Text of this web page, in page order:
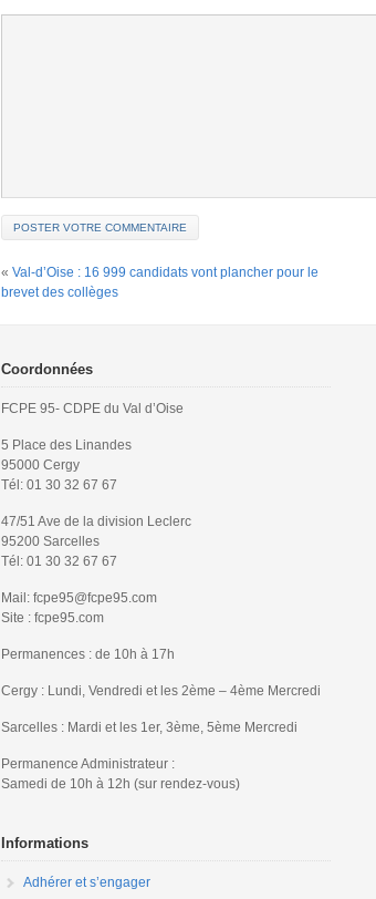
« Val-d’Oise : 16 999 candidats vont plancher pour le
brevet des collèges
Coordonnées
FCPE 95- CDPE du Val d’Oise
5 Place des Linandes
95000 Cergy
Tél: 01 30 32 67 67
47/51 Ave de la division Leclerc
95200 Sarcelles
Tél: 01 30 32 67 67
Mail: fcpe95@fcpe95.com
Site : fcpe95.com
Permanences : de 10h à 17h
Cergy : Lundi, Vendredi et les 2ème – 4ème Mercredi
Sarcelles : Mardi et les 1er, 3ème, 5ème Mercredi
Permanence Administrateur :
Samedi de 10h à 12h (sur rendez-vous)
Informations
Adhérer et s’engager